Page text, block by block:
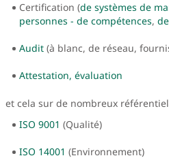
Certification (de systèmes de
personnes - de compétences,
Audit (à blanc, de réseau,
Attestation, évaluation
et cela sur de nombreux
ISO 9001 (Qualité)
ISO 14001 (Environnement)